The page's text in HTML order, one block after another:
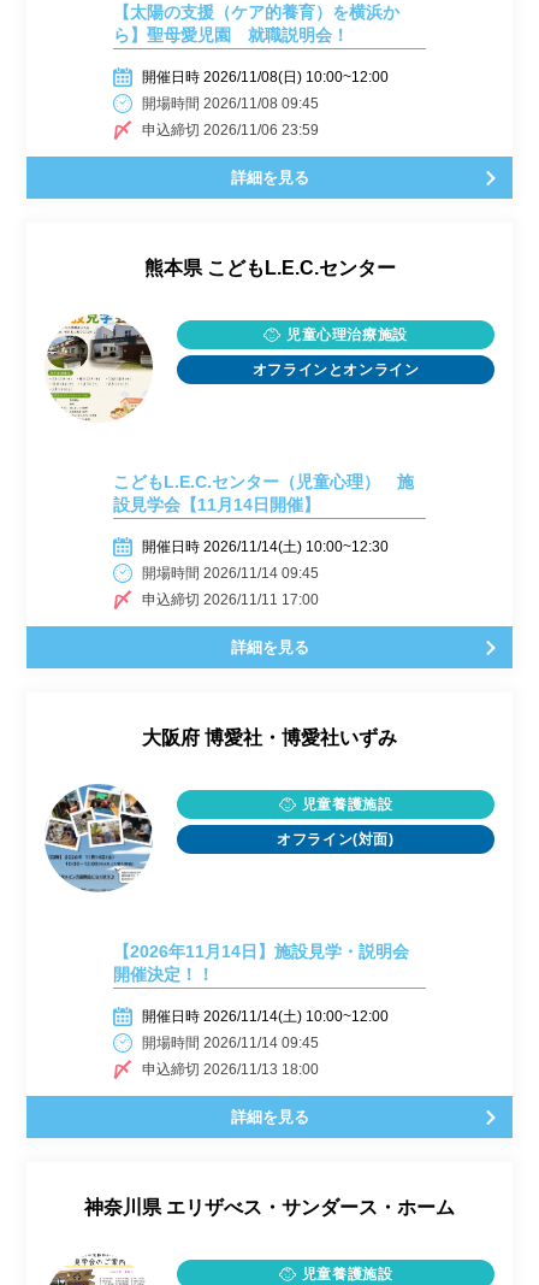
【太陽の支援（ケア的養育）を横浜か
ら】聖母愛児園 就職説明会！
開催日時 2026/11/08(日) 10:00~12:00
開場時間 2026/11/08 09:45
申込締切 2026/11/06 23:59
詳細を見る
熊本県 こどもL.E.C.センター
児童心理治療施設
オフラインとオンライン
こどもL.E.C.センター（児童心理） 施
設見学会【11月14日開催】
開催日時 2026/11/14(土) 10:00~12:30
開場時間 2026/11/14 09:45
申込締切 2026/11/11 17:00
詳細を見る
大阪府 博愛社・博愛社いずみ
児童養護施設
オフライン(対面)
【2026年11月14日】施設見学・説明会
開催決定！！
開催日時 2026/11/14(土) 10:00~12:00
開場時間 2026/11/14 09:45
申込締切 2026/11/13 18:00
詳細を見る
神奈川県 エリザべス・サンダース・ホーム
児童養護施設